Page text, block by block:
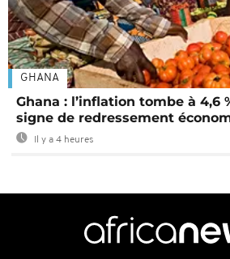
GHANA
Ghana : l’inflation tombe à 4,6
signe de redressement
Il y a 4 heures